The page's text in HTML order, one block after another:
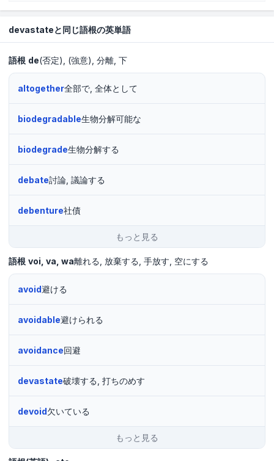
devastateと同じ語根の英単語
語根 de(否定) (強意) 分離 下
altogether全部で, 全体として
biodegradable生物分解可能な
biodegrade生物分解する
debate討論, 議論する
debenture社債
もっと見る
語根 voi va wa離れる 放棄する 手放す 空にする
avoid避ける
avoidable避けられる
avoidance回避
devastate破壊する, 打ちのめす
devoid欠いている
もっと見る